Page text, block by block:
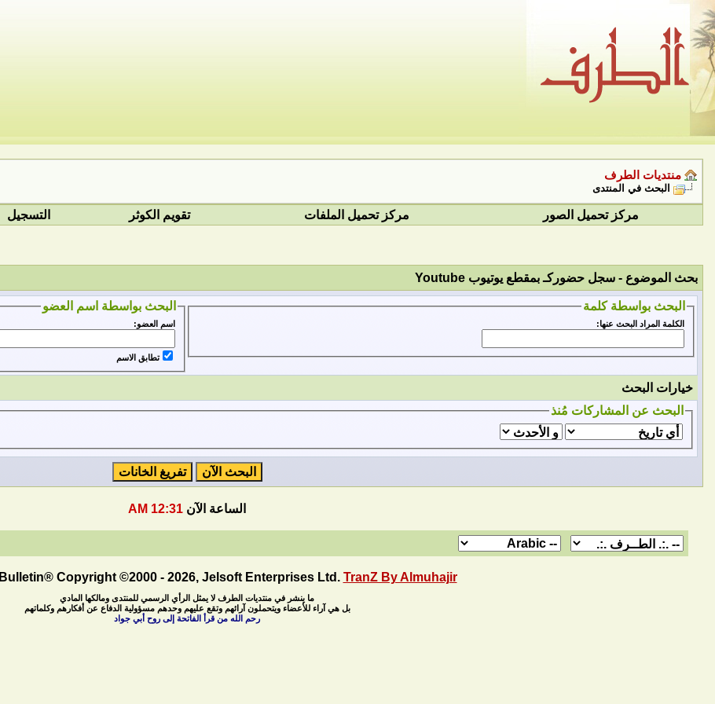
منتديات الطرف
البحث في المنتدى
مركز تحميل الصور
مركز تحميل الملفات تقويم الكوثر التسجيل
بحث الموضوع - سجل حضوركـ بمقطع يوتيوب Youtube
البحث بواسطة كلمة
الكلمة المراد البحث عنها:
البحث بواسطة اسم العضو
اسم العضو:
تطابق الاسم
خيارات البحث
البحث عن المشاركات مُنذ
الساعة الآن 12:31 AM
Copyright ©2000 - 2026, Jelsoft Enterprises Ltd. TranZ By Almuhajir
ما ينشر في منتديات الطرف لا يمثل الرأي الرسمي للمنتدى ومالكها المادي
بل هي آراء للأعضاء ويتحملون آرائهم وتقع عليهم وحدهم مسؤولية الدفاع عن أفكارهم وكلماتهم
رحم الله من قرأ الفاتحة إلى روح أبي جواد